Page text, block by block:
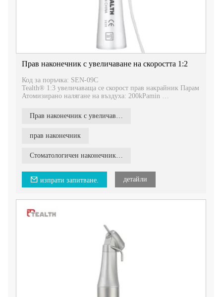
Прав наконечник с увеличаване на скоростта 1:2
Код за поръчка: SEN-09C
Tealth® 1:3 увеличаваща се скорост прав накрайник Парам
Атомизирано налягане на въздуха: 200kPamin
Скорост на въртене: 24,000-120,000r/мин
Шум:≤70dB
Напояване: външен спрей
Наконечниците се автоклавират многократно до 135 ℃.
прав наконечник
изпрати запитване. детайли